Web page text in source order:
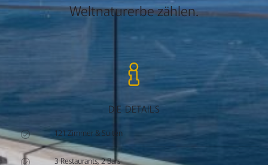
Weltnaturerbe zählen.
DIE DETAILS
121 Zimmer & Suiten
3 Restaurants, 2 Bars